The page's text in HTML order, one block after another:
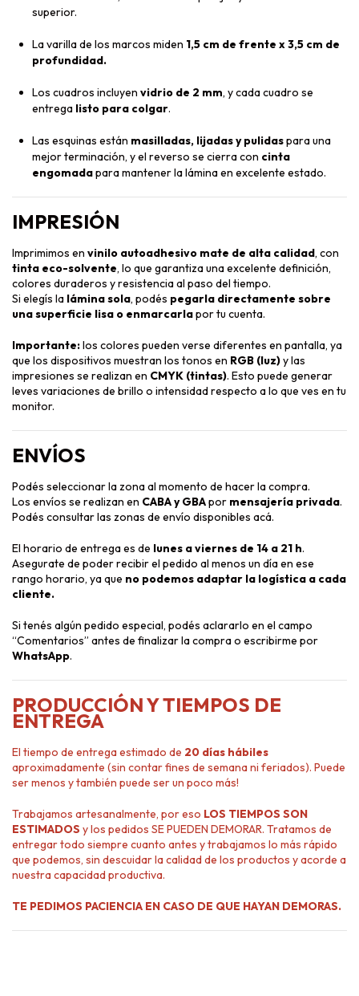
superior.
La varilla de los marcos miden 1,5 cm de frente x 3,5 cm de
profundidad.
Los cuadros incluyen vidrio de 2 mm, y cada cuadro se
entrega listo para colgar.
Las esquinas están masilladas, lijadas y pulidaspara una
mejor terminación, y el reverso se cierra con cinta
engomadapara mantener la lámina en excelente estado.
IMPRESIÓN
Imprimimos en vinilo autoadhesivo mate de alta calidad, con
tinta eco-solvente, lo que garantiza una excelente definición,
colores duraderos y resistencia al paso del tiempo.
Si elegís la lámina sola, podés pegarla directamente sobre
una superficie lisa o enmarcarlapor tu cuenta.
Importante:los colores pueden verse diferentes en pantalla, ya
que los dispositivos muestran los tonos en RGB (luz)y las
impresiones se realizan en CMYK (tintas). Esto puede generar
leves variaciones de brillo o intensidad respecto a lo que ves en tu
monitor.
ENVÍOS
Podés seleccionar la zona al momento de hacer la compra.
Los envíos se realizan en CABA y GBApor mensajería privada.
Podés consultar las zonas de envío disponibles acá.
El horario de entrega es de lunes a viernes de 14 a 21 h.
Asegurate de poder recibir el pedido al menos un día en ese
rango horario, ya que no podemos adaptar la logística a cada
cliente.
Si tenés algún pedido especial, podés aclararlo en el campo
“Comentarios” antes de finalizar la compra o escribirme por
WhatsApp.
PRODUCCIÓN Y TIEMPOS DE
ENTREGA
El tiempo de entrega estimado de 20 días hábiles
aproximadamente (sin contar fines de semana ni feriados). Puede
ser menos y también puede ser un poco más!
Trabajamos artesanalmente, por eso LOS TIEMPOS SON
ESTIMADOS y los pedidos SE PUEDEN DEMORAR. Tratamos de
entregar todo siempre cuanto antes y trabajamos lo más rápido
que podemos, sin descuidar la calidad de los productos y acorde a
nuestra capacidad productiva.
TE PEDIMOS PACIENCIA EN CASO DE QUE HAYAN DEMORAS.